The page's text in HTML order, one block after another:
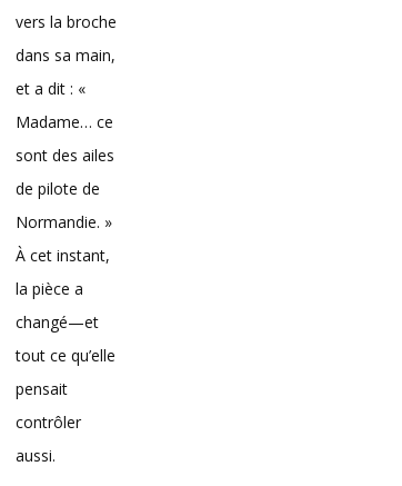
vers la broche
dans sa main,
et a dit : «
Madame… ce
sont des ailes
de pilote de
Normandie. »
À cet instant,
la pièce a
changé—et
tout ce qu’elle
pensait
contrôler
aussi.